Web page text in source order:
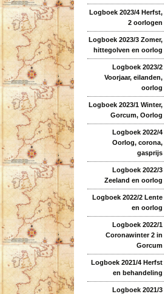
Logboek 2023/4 Herfst,
2 oorlogen
Logboek 2023/3 Zomer,
hittegolven en oorlog
Logboek 2023/2
Voorjaar, eilanden,
oorlog
Logboek 2023/1 Winter,
Gorcum, Oorlog
Logboek 2022/4
Oorlog, corona,
gasprijs
Logboek 2022/3
Zeeland en oorlog
Logboek 2022/2 Lente
en oorlog
Logboek 2022/1
Coronawinter 2 in
Gorcum
Logboek 2021/4 Herfst
en behandeling
Logboek 2021/3